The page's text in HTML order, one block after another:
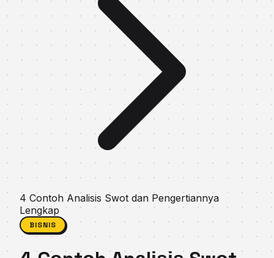
4 Cоntоh Anаlіѕіѕ Swоt dan Pengertiannya
Lеngkар
BISNIS